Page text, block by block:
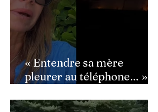
« Entendre sa mère
pleurer au téléphone… » :
bouleversée par les